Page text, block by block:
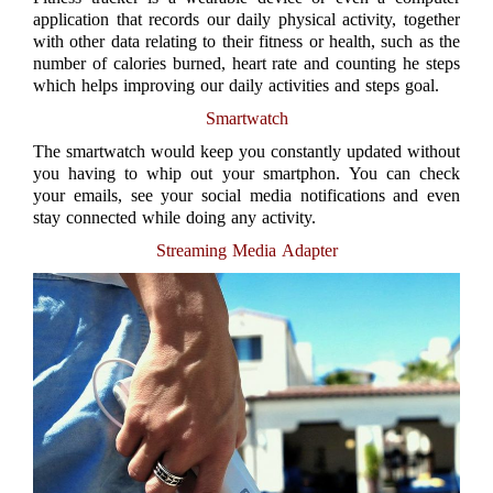
application that records our daily physical activity, together
with other data relating to their fitness or health, such as the
number of calories burned, heart rate and counting he steps
which helps improving our daily activities and steps goal.
Smartwatch
The smartwatch would keep you constantly updated without
you having to whip out your smartphon. You can check
your emails, see your social media notifications and even
stay connected while doing any activity.
Streaming Media Adapter